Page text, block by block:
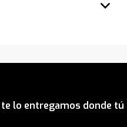
te lo entregamos donde tú